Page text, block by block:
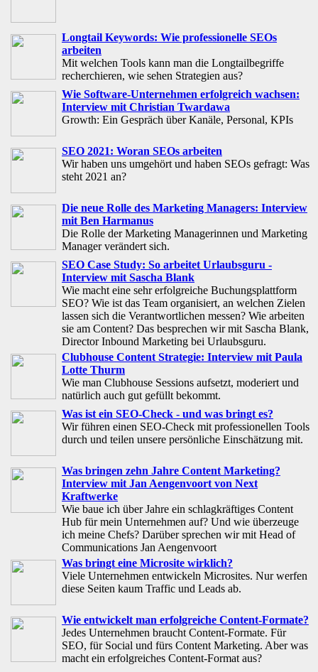
Longtail Keywords: Wie professionelle SEOs
arbeiten
Mit welchen Tools kann man die Longtailbegriffe
recherchieren, wie sehen Strategien aus?
Wie Software-Unternehmen erfolgreich wachsen:
Interview mit Christian Twardawa
Growth: Ein Gespräch über Kanäle, Personal, KPIs
SEO 2021: Woran SEOs arbeiten
Wir haben uns umgehört und haben SEOs gefragt: Was
steht 2021 an?
Die neue Rolle des Marketing Managers: Interview
mit Ben Harmanus
Die Rolle der Marketing Managerinnen und Marketing
Manager verändert sich.
SEO Case Study: So arbeitet Urlaubsguru -
Interview mit Sascha Blank
Wie macht eine sehr erfolgreiche Buchungsplattform
SEO? Wie ist das Team organisiert, an welchen Zielen
lassen sich die Verantwortlichen messen? Wie arbeiten
sie am Content? Das besprechen wir mit Sascha Blank,
Director Inbound Marketing bei Urlaubsguru.
Clubhouse Content Strategie: Interview mit Paula
Lotte Thurm
Wie man Clubhouse Sessions aufsetzt, moderiert und
natürlich auch gut gefüllt bekommt.
Was ist ein SEO-Check - und was bringt es?
Wir führen einen SEO-Check mit professionellen Tools
durch und teilen unsere persönliche Einschätzung mit.
Was bringen zehn Jahre Content Marketing?
Interview mit Jan Aengenvoort von Next
Kraftwerke
Wie baue ich über Jahre ein schlagkräftiges Content
Hub für mein Unternehmen auf? Und wie überzeuge
ich meine Chefs? Darüber sprechen wir mit Head of
Communications Jan Aengenvoort
Was bringt eine Microsite wirklich?
Viele Unternehmen entwickeln Microsites. Nur werfen
diese Seiten kaum Traffic und Leads ab.
Wie entwickelt man erfolgreiche Content-Formate?
Jedes Unternehmen braucht Content-Formate. Für
SEO, für Social und fürs Content Marketing. Aber was
macht ein erfolgreiches Content-Format aus?